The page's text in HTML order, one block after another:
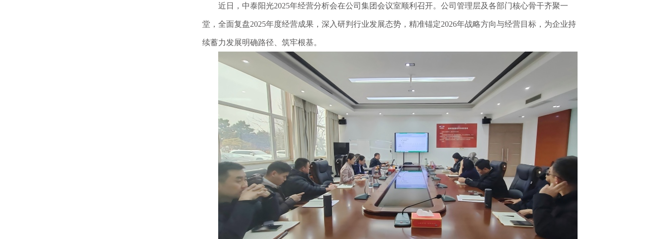
近日，中泰阳光2025年经营分析会在公司集团会议室顺利召开。公司管理层及各部门核心骨干齐聚一
堂，全面复盘2025年度经营成果，深入研判行业发展态势，精准锚定2026年战略方向与经营目标，为企业持
续蓄力发展明确路径、筑牢根基。